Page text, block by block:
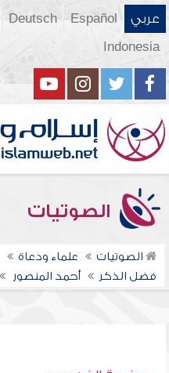
عربي Español
Deutsch
Indonesia
الصوتيات
الصوتيات علماء ودعاة
فضل الذكر
أحمد المنصور